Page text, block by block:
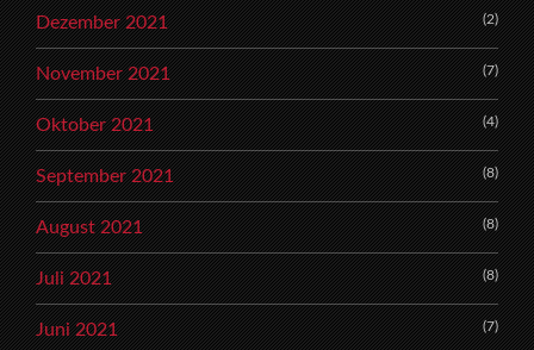
Dezember 2021 (2)
November 2021 (7)
Oktober 2021 (4)
September 2021 (8)
August 2021 (8)
Juli 2021 (8)
Juni 2021 (7)